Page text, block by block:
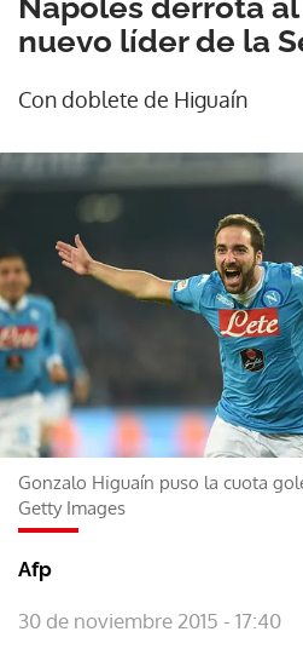
Nápoles derrota
nuevo líder de la
Con doblete de Higuaín
Gonzalo Higuaín puso la cuota
Getty Images
Afp
30 de noviembre 2015 - 17:40